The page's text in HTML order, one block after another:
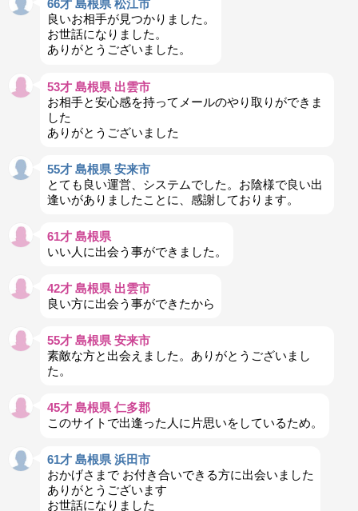
66才 島根県 松江市
良いお相手が見つかりました。
お世話になりました。
ありがとうございました。
53才 島根県 出雲市
お相手と安心感を持ってメールのやり取りができま
した
ありがとうございました
55才 島根県 安来市
とても良い運営、システムでした。お陰様で良い出
逢いがありましたことに、感謝しております。
61才 島根県
いい人に出会う事ができました。
42才 島根県 出雲市
良い方に出会う事ができたから
55才 島根県 安来市
素敵な方と出会えました。ありがとうございまし
た。
45才 島根県 仁多郡
このサイトで出逢った人に片思いをしているため。
61才 島根県 浜田市
おかげさまで お付き合いできる方に出会いました
ありがとうございます
お世話になりました